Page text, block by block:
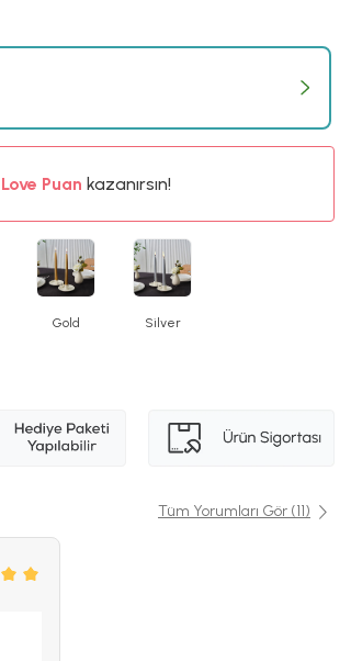
Love Puankazanırsın!
Gold Silver
Tüm Yorumları Gör (11)